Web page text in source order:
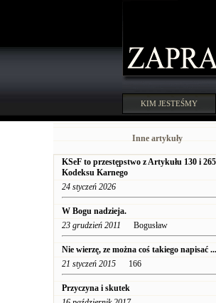
KIM JESTEŚMY
Inne artykuły
KSeF to przestępstwo z Artykułu 130 i
Kodeksu Karnego
24 styczeń 2026
W Bogu nadzieja.
23 grudzień 2011 Bogusław
Nie wierzę, ze można coś takiego napisać
21 styczeń 2015 166
Przyczyna i skutek